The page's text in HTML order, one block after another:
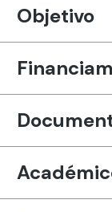
Objetivo